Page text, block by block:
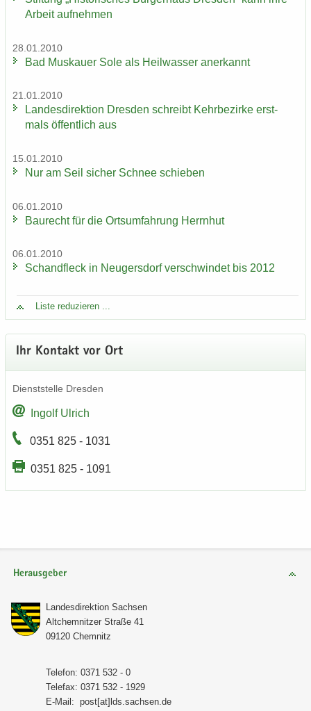
Ar­beit auf­neh­men
28.01.2010
Bad Mus­kau­er Sole als Heil­was­ser an­er­kannt
21.01.2010
Lan­des­di­rek­ti­on Dres­den schreibt Kehr­be­zir­ke erst­
mals öf­fent­lich aus
15.01.2010
Nur am Seil si­cher Schnee schie­ben
06.01.2010
Bau­recht für die Orts­um­fah­rung Herrn­hut
06.01.2010
Schand­fleck in Neu­gers­dorf ver­schwin­det bis 2012
Liste re­du­zie­ren ...
Ihr Kon­takt vor Ort
Dienst­stel­le Dres­den
In­golf Ul­rich
0351 825 - 1031
0351 825 - 1091
Herausgeber
Lan­des­di­rek­ti­on Sach­sen
Alt­chem­nit­zer Stra­ße 41
09120 Chem­nitz
Te­le­fon: 0371 532 - 0
Te­le­fax: 0371 532 - 1929
E-​Mail: post[at]lds.sach­sen.de